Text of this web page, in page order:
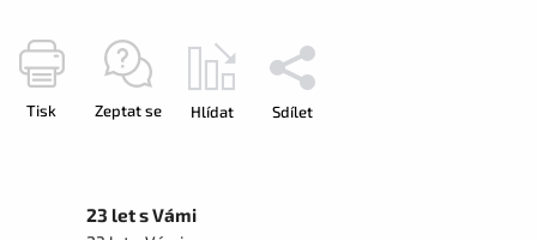
Tisk Zeptat se Hlídat Sdílet
23 let s Vámi